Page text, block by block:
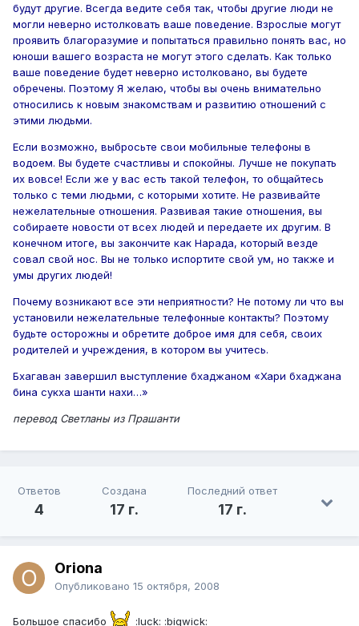
будут другие. Всегда ведите себя так, чтобы другие люди не
могли неверно истолковать ваше поведение. Взрослые могут
проявить благоразумие и попытаться правильно понять вас, но
юноши вашего возраста не могут этого сделать. Как только
ваше поведение будет неверно истолковано, вы будете
обречены. Поэтому Я желаю, чтобы вы очень внимательно
относились к новым знакомствам и развитию отношений с
этими людьми.
Если возможно, выбросьте свои мобильные телефоны в
водоем. Вы будете счастливы и спокойны. Лучше не покупать
их вовсе! Если же у вас есть такой телефон, то общайтесь
только с теми людьми, с которыми хотите. Не развивайте
нежелательные отношения. Развивая такие отношения, вы
собираете новости от всех людей и передаете их другим. В
конечном итоге, вы закончите как Нарада, который везде
совал свой нос. Вы не только испортите свой ум, но также и
умы других людей!
Почему возникают все эти неприятности? Не потому ли что вы
установили нежелательные телефонные контакты? Поэтому
будьте осторожны и обретите доброе имя для себя, своих
родителей и учреждения, в котором вы учитесь.
Бхагаван завершил выступление бхаджаном «Хари бхаджана
бина сукха шанти нахи…»
перевод Светланы из Прашанти
Ответов
4
Создана
17 г.
Последний ответ
17 г.
Oriona
Опубликовано 15 октября, 2008
Большое спасибо :luck: :bigwick: